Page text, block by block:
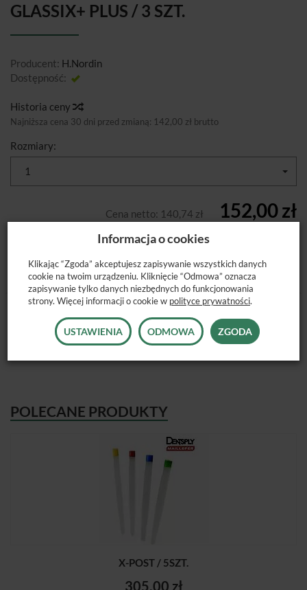
GLASSIX+ PLUS / 3 SZT.
Producent: H.Nordin
Dostępność:
Historia ceny
Najniższa cena 30 dni przed zmianą: 142,00 zł brutto
Rozmiary:
1
Cena netto: 140,74 zł 152,00 zł
Dostępne rozmiary:1, 2, 3, 4.
Dostępne opakowanie:3 szt.
POLECANE PRODUKTY
X-POST / 5SZT.
305,00 zł
Informacja o cookies
Klikając “Zgoda” akceptujesz zapisywanie wszystkich danych
cookie na twoim urządzeniu. Kliknięcie “Odmowa” oznacza
zapisywanie tylko danych niezbędnych do funkcjonowania
strony. Więcej informacji o cookie w polityce prywatności.
USTAWIENIA ODMOWA ZGODA